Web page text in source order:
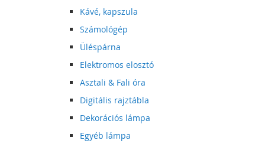
Kávé, kapszula
Számológép
Üléspárna
Elektromos elosztó
Asztali & Fali óra
Digitális rajztábla
Dekorációs lámpa
Egyéb lámpa